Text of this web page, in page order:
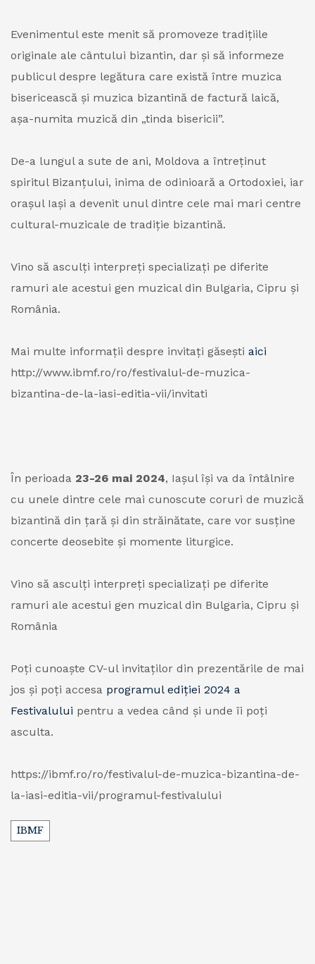
Evenimentul este menit să promoveze tradițiile
originale ale cântului bizantin, dar și să informeze
publicul despre legătura care există între muzica
bisericească și muzica bizantină de factură laică,
așa-numita muzică din „tinda bisericii”.
De-a lungul a sute de ani, Moldova a întreținut
spiritul Bizanțului, inima de odinioară a Ortodoxiei, iar
orașul Iași a devenit unul dintre cele mai mari centre
cultural-muzicale de tradiție bizantină.
Vino să asculți interpreți specializați pe diferite
ramuri ale acestui gen muzical din Bulgaria, Cipru și
România.
Mai multe informații despre invitați găsești aici
http://www.ibmf.ro/ro/festivalul-de-muzica-
bizantina-de-la-iasi-editia-vii/invitati
În perioada 23-26 mai 2024, Iașul își va da întâlnire
cu unele dintre cele mai cunoscute coruri de muzică
bizantină din țară și din străinătate, care vor susține
concerte deosebite și momente liturgice.
Vino să asculți interpreți specializați pe diferite
ramuri ale acestui gen muzical din Bulgaria, Cipru și
România
Poți cunoaște CV-ul invitaților din prezentările de mai
jos și poți accesa programul ediției 2024 a
Festivalului pentru a vedea când și unde îi poți
asculta.
https://ibmf.ro/ro/festivalul-de-muzica-bizantina-de-
la-iasi-editia-vii/programul-festivalului
Tags
IBMF